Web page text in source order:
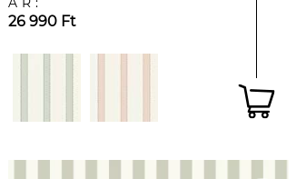
26 990 Ft